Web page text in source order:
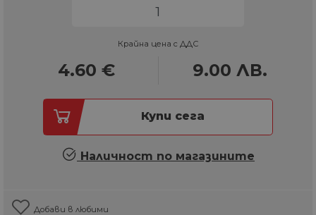
Крайна цена с ДДС
4.60 € 9.00 ЛВ.
Купи сега
Наличност по магазините
Добави в любими